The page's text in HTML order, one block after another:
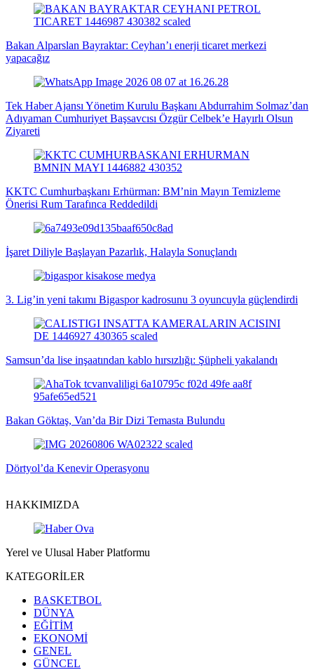
Bakan Alparslan Bayraktar: Ceyhan’ı enerji ticaret merkezi
yapacağız
Tek Haber Ajansı Yönetim Kurulu Başkanı Abdurrahim Solmaz’dan
Adıyaman Cumhuriyet Başsavcısı Özgür Celbek’e Hayırlı Olsun
Ziyareti
KKTC Cumhurbaşkanı Erhürman: BM’nin Mayın Temizleme
Önerisi Rum Tarafınca Reddedildi
İşaret Diliyle Başlayan Pazarlık, Halayla Sonuçlandı
3. Lig’in yeni takımı Bigaspor kadrosunu 3 oyuncuyla güçlendirdi
Samsun’da lise inşaatından kablo hırsızlığı: Şüpheli yakalandı
Bakan Göktaş, Van’da Bir Dizi Temasta Bulundu
Dörtyol’da Kenevir Operasyonu
HAKKIMIZDA
Yerel ve Ulusal Haber Platformu
KATEGORİLER
BASKETBOL
DÜNYA
EĞİTİM
EKONOMİ
GENEL
GÜNCEL